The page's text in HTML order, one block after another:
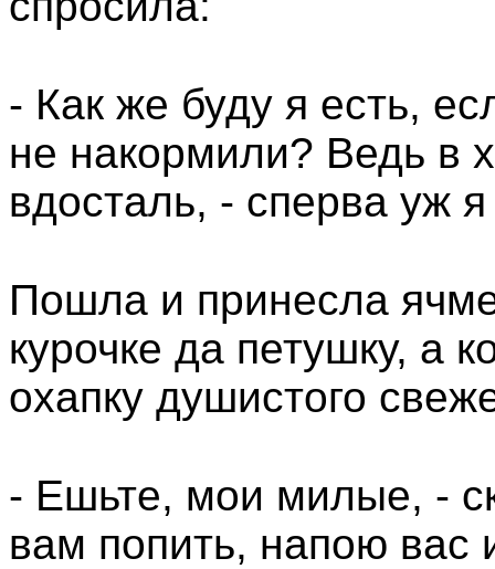
- Как же буду я есть,
не накормили? Ведь в
вдосталь, - сперва уж
Пошла и принесла
курочке да петушку, а
охапку душистого
- Ешьте, мои милые, -
вам попить, напою вас